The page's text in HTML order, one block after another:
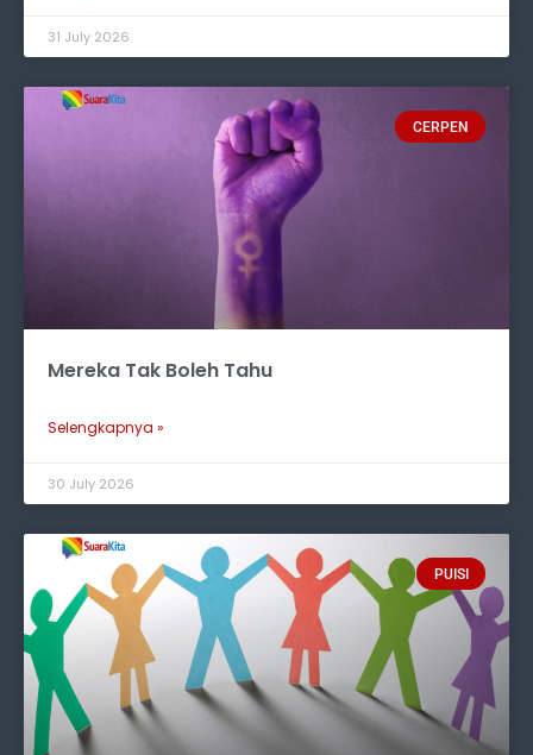
31 July 2026
CERPEN
Mereka Tak Boleh Tahu
Selengkapnya »
30 July 2026
PUISI